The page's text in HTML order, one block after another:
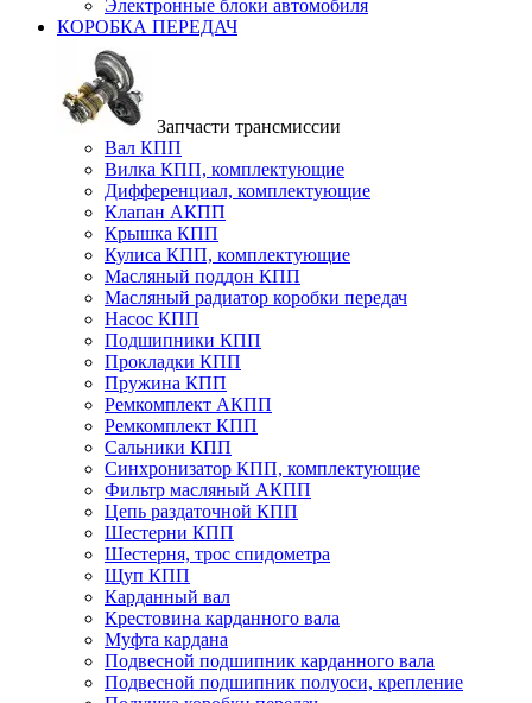
Электронные блоки автомобиля
КОРОБКА ПЕРЕДАЧ
Запчасти трансмиссии
Вал КПП
Вилка КПП, комплектующие
Дифференциал, комплектующие
Клапан АКПП
Крышка КПП
Кулиса КПП, комплектующие
Масляный поддон КПП
Масляный радиатор коробки передач
Насос КПП
Подшипники КПП
Прокладки КПП
Пружина КПП
Ремкомплект АКПП
Ремкомплект КПП
Сальники КПП
Синхронизатор КПП, комплектующие
Фильтр масляный АКПП
Цепь раздаточной КПП
Шестерни КПП
Шестерня, трос спидометра
Щуп КПП
Карданный вал
Крестовина карданного вала
Муфта кардана
Подвесной подшипник карданного вала
Подвесной подшипник полуоси, крепление